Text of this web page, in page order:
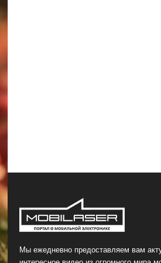
Мы ежедневно предоставляем вам